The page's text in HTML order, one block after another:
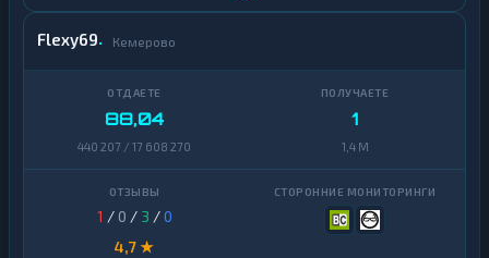
Flexy69 Кемерово
88,04
440 207 / 17 608 270
1
1,4 M
1 / 0 / 3 /0
4,7 ★